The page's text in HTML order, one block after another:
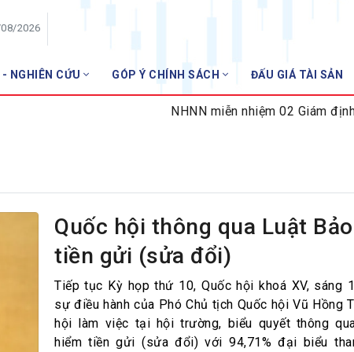
2026
NGHIÊN CỨU GÓP Ý CHÍNH SÁCH ĐẤU GIÁ TÀI SẢN
HỘI VIÊN
NHNN miễn nhiệm 02 Giám định viên
Quốc hội thông qua Luật
tiền gửi (sửa đổi)
Tiếp tục Kỳ họp thứ 10, Quốc hội khoá XV, sáng
sự điều hành của Phó Chủ tịch Quốc hội Vũ Hồng
hội làm việc tại hội trường, biểu quyết thông
hiểm tiền gửi (sửa đổi) với 94,71% đại biểu